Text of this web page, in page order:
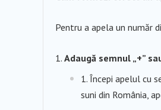
Pentru a apela un număr
Adaugă semnul „+”
Începi apelul cu
suni din România,